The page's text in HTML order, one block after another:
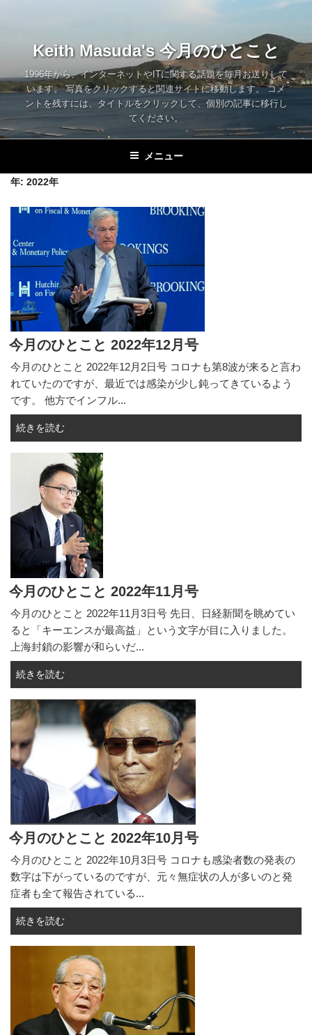
へ
キ
ッ
Keith Masuda's 今月のひとこと
1996年から、インターネットやITに関する話題を毎月お送りして
います。 写真をクリックすると関連サイトに移動します。 コメ
ントを残すには、タイトルをクリックして、個別の記事に移行し
てください。
メニュー
年: 2022年
今月のひとこと 2022年12月号
今月のひとこと 2022年12月2日号 コロナも第8波が来ると言わ
れていたのですが、最近では感染が少し鈍ってきているよう
です。 他方でインフル...
続きを読む
今月のひとこと 2022年11月号
今月のひとこと 2022年11月3日号 先日、日経新聞を眺めてい
ると「キーエンスが最高益」という文字が目に入りました。
上海封鎖の影響が和らいだ...
続きを読む
今月のひとこと 2022年10月号
今月のひとこと 2022年10月3日号 コロナも感染者数の発表の
数字は下がっているのですが、元々無症状の人が多いのと発
症者も全て報告されている...
続きを読む